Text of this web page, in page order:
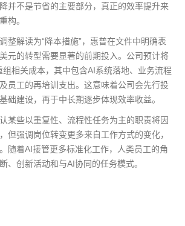
并不是节省的主要部分，真正的效率提升来
构。
整解读为“降本措施”，惠普在文件中明确表
元的转型需要显著的前期投入。公司预计将
相关成本，其中包含AI系统落地、业务流程
员工的再培训支出。这意味着公司会先行投
础建设，再于中长期逐步体现效率收益。
某些以重复性、流程性任务为主的职责将因
但强调岗位转变更多来自工作方式的变化，
随着AI接管更多标准化工作，人类员工的角
、创新活动和与AI协同的任务模式。